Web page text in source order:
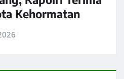
Kehormatan